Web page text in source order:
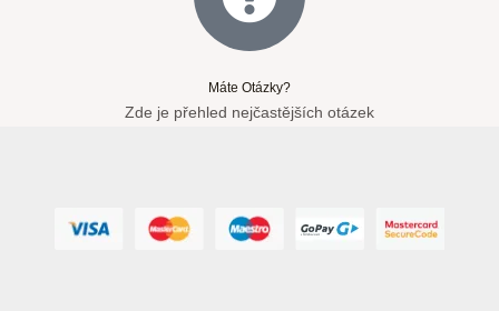
Máte Otázky?
Zde je přehled nejčastějších otázek